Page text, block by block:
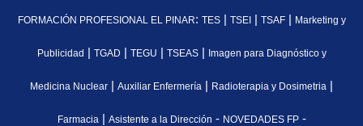
FORMACIÓN PROFESIONAL EL PINAR: TES| TSEI| TSAF| Marketing y
Publicidad | TGAD | TEGU | TSEAS| Imagen para Diagnóstico y
Medicina Nuclear | Auxiliar Enfermería | Radioterapia y Dosimetria |
Farmacia | Asistente a la Dirección - NOVEDADES FP-